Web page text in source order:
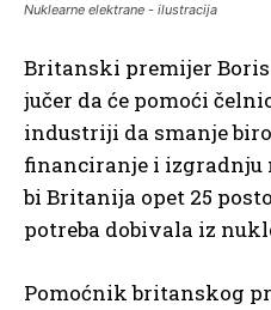
Nuklearne elektrane - ilustracija
Britanski premijer Boris
jučer da će pomoći
industriji da smanje
financiranje i
bi Britanija opet 25
potreba dobivala iz
Pomoćnik britanskog